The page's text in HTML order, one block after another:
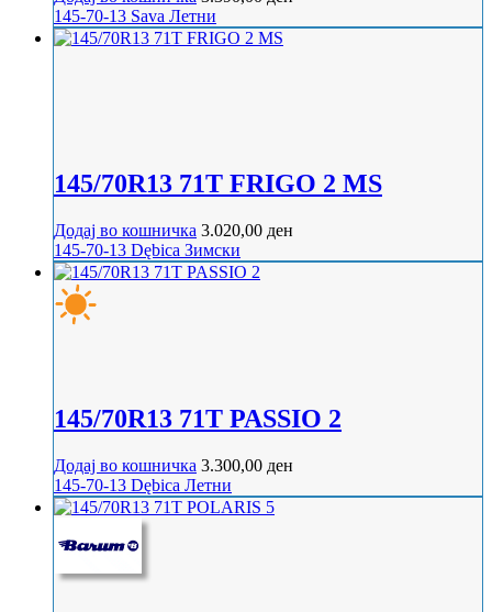
145-70-13 Sava Летни
145/70R13 71T FRIGO 2 MS
Додај во кошничка 3.020,00 ден
145-70-13 Dębica Зимски
145/70R13 71T PASSIO 2
Додај во кошничка 3.300,00 ден
145-70-13 Dębica Летни